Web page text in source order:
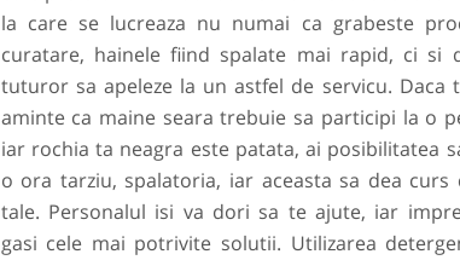
la care se lucreaza nu numai ca grabeste
curatare, hainele fiind spalate mai rapid, ci si
tuturor sa apeleze la un astfel de servicu. Daca
aminte ca maine seara trebuie sa participi la o
iar rochia ta neagra este patata, ai posibilitatea
o ora tarziu, spalatoria, iar aceasta sa dea curs
tale. Personalul isi va dori sa te ajute, iar
gasi cele mai potrivite solutii. Utilizarea